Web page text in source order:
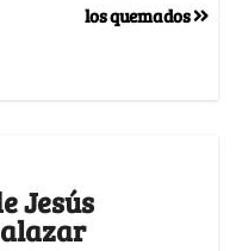
los quemados
Jesús